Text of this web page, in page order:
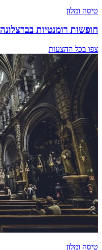
טיסה ומלון
חופשות רומנטיות בברצלונה
צפו בכל ההצעות
טיסה ומלון